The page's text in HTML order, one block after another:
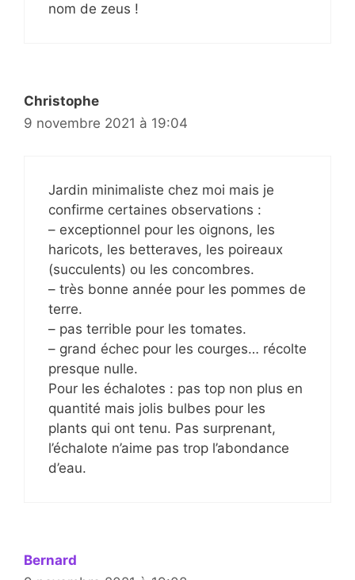
nom de zeus !
Christophe
9 novembre 2021 à 19:04
Jardin minimaliste chez moi mais je
confirme certaines observations :
– exceptionnel pour les oignons, les
haricots, les betteraves, les poireaux
(succulents) ou les concombres.
– très bonne année pour les pommes de
terre.
– pas terrible pour les tomates.
– grand échec pour les courges… récolte
presque nulle.
Pour les échalotes : pas top non plus en
quantité mais jolis bulbes pour les
plants qui ont tenu. Pas surprenant,
l’échalote n’aime pas trop l’abondance
d’eau.
Bernard